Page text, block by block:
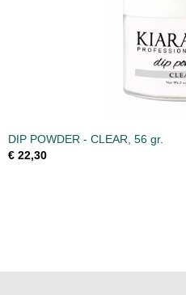
DIP POWDER - CLEAR, 56 gr.
€ 22,30